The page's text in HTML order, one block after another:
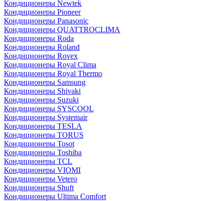
Кондиционеры Newtek
Кондиционеры Pioneer
Кондиционеры Panasonic
Кондиционеры QUATTROCLIMA
Кондиционеры Roda
Кондиционеры Roland
Кондиционеры Rovex
Кондиционеры Royal Clima
Кондиционеры Royal Thermo
Кондиционеры Samsung
Кондиционеры Shivaki
Кондиционеры Suzuki
Кондиционеры SYSCOOL
Кондиционеры Systemair
Кондиционеры TESLA
Кондиционеры TORUS
Кондиционеры Tosot
Кондиционеры Toshiba
Кондиционеры TCL
Кондиционеры VIOMI
Кондиционеры Vetero
Кондиционеры Shuft
Кондиционеры Ultima Comfort